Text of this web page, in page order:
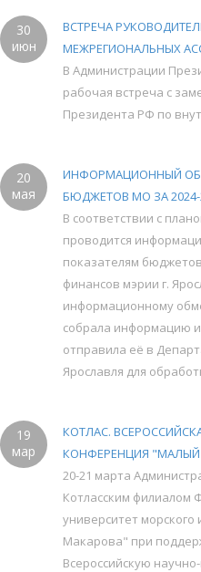
30
июн
ВСТРЕЧА
МЕЖРЕГИОНАЛЬНЫХ
В Администрации
рабочая встреча с
Президента РФ по
20
мая
ИНФОРМАЦИОННЫЙ
БЮДЖЕТОВ МО ЗА 2024-
В соответствии с
проводится
показателям
финансов мэрии г.
информационному
собрала информацию
отправила её в
Ярославля для
19
мар
КОТЛАС.
КОНФЕРЕНЦИЯ "МАЛЫЙ
20-21 марта
Котласским филиалом
университет
Макарова" при
Всероссийскую